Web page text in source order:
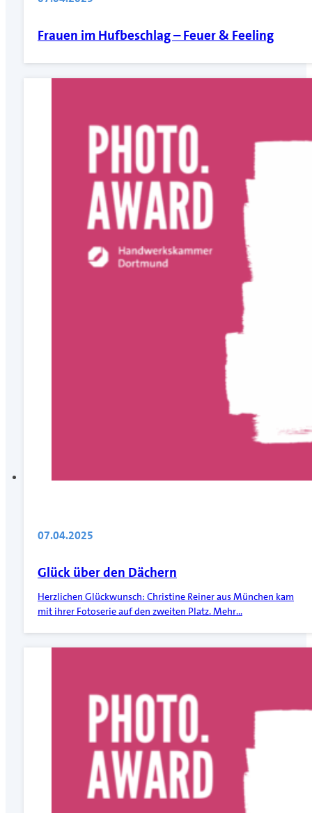
Frauen im Hufbeschlag – Feuer & Feeling
07.04.2025
Glück über den Dächern
Herzlichen Glückwunsch: Christine Reiner aus München kam
mit ihrer Fotoserie auf den zweiten Platz. Mehr…